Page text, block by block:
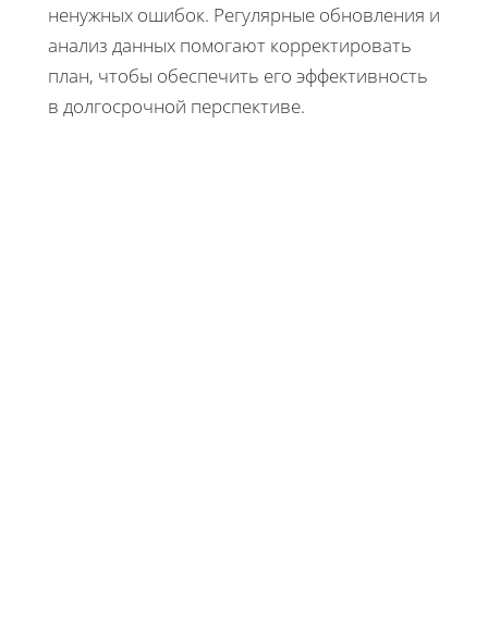
ненужных ошибок. Регулярные обновления и
анализ данных помогают корректировать
план, чтобы обеспечить его эффективность
в долгосрочной перспективе.